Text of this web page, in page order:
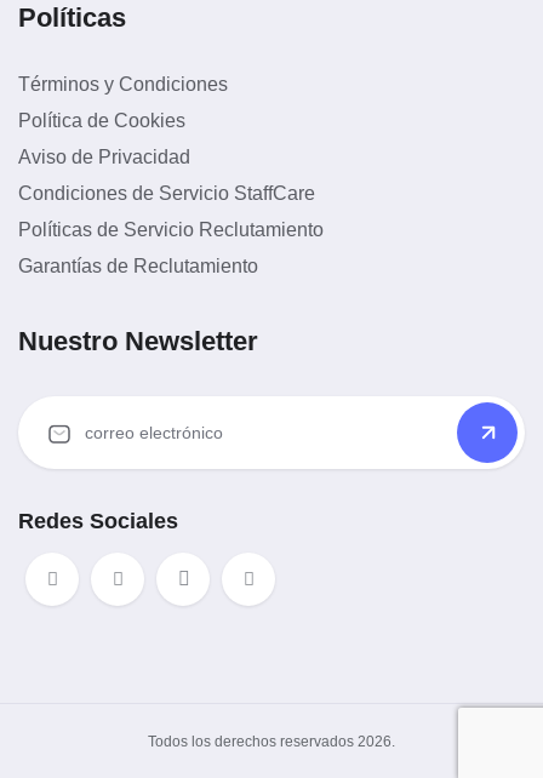
Políticas
Términos y Condiciones
Política de Cookies
Aviso de Privacidad
Condiciones de Servicio StaffCare
Políticas de Servicio Reclutamiento
Garantías de Reclutamiento
Nuestro Newsletter
Redes Sociales
Todos los derechos reservados 2026.